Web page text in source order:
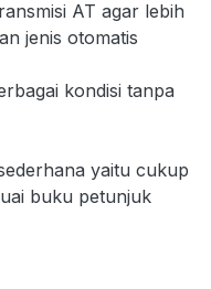
AT agar lebih
jenis otomatis
kondisi tanpa
yaitu cukup
buku petunjuk